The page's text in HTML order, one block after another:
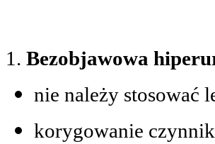
1. Bezobjawowa
nie należy stosować
korygowanie